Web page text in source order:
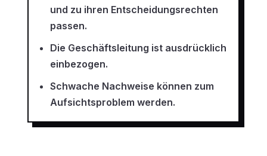
und zu ihren Entscheidungsrechten
passen.
Die Geschäftsleitung ist ausdrücklich
einbezogen.
Schwache Nachweise können zum
Aufsichtsproblem werden.